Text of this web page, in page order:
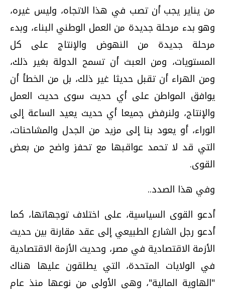
من يناير يجب أن تصب في هذا الاتجاه، وليس غيره،
وهو بدء مرحلة جديدة من العمل الوطني البناء، وبدء
مرحلة جديدة من النهوض والإنتاج على كل
المستويات، ومن العبث أن تسمح الدولة بغير ذلك،
ومن الهراء أن تقبل حديثا غير ذلك، بل من الخطأ أن
يوافق المواطن على أي حديث سوى حديث العمل
والإنتاج، ولنرفض جميعا أي حديث يعيد الساعة إلى
الوراء، أو يعود بنا إلى مزيد من الجدل والمشاحنات،
التي قد لا تحمد عواقبها مع تحفز واضح من بعض
القوى.
وفي هذا الصدد..
أدعو القوى السياسية، على اختلاف توجهاتها، كما
أدعو رجل الشارع الطبيعي إلى عقد مقارنة بين حديث
الأزمة الاقتصادية في مصر، وحديث الأزمة الاقتصادية
في الولايات المتحدة، التي يطلقون عليها هناك
"الهاوية المالية"، وهي الأولى من نوعها منذ عام